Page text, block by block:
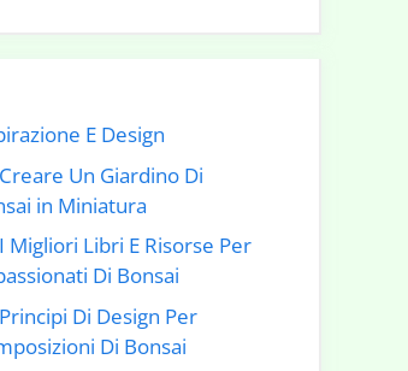
E Design
Creare Un Giardino Di
in Miniatura
I Migliori Libri E Risorse Per
Di Bonsai
Principi Di Design Per
Di Bonsai